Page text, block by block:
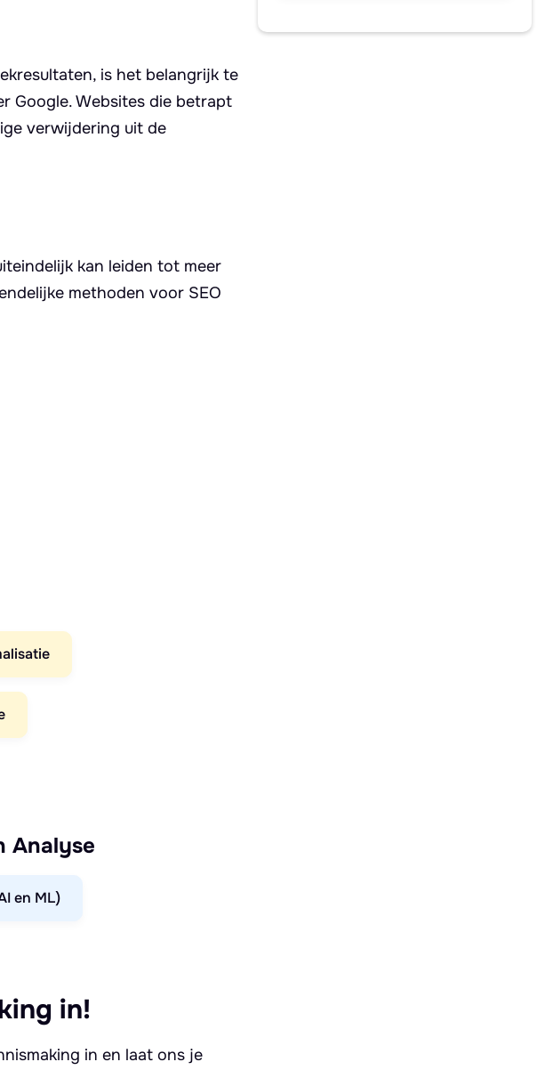
is het belangrijk te
Google. Websites die betrapt
verwijdering uit de
kan leiden tot meer
methoden voor SEO
Analyse
en ML)
in!
in en laat ons je